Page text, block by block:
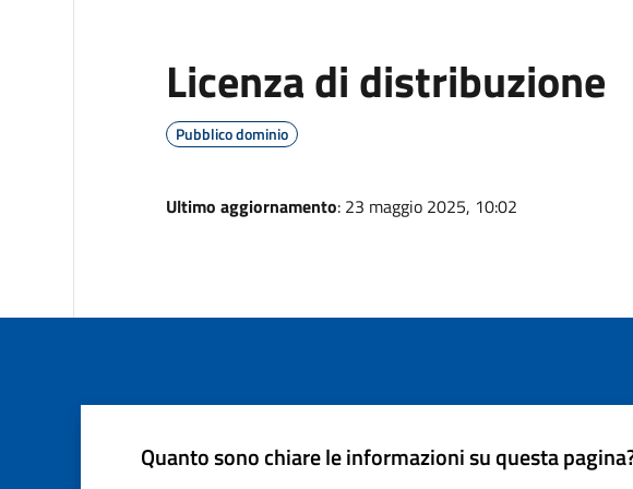
Licenza di distribuzione
Pubblico dominio
Ultimo aggiornamento: 23 maggio 2025, 10:02
Quanto sono chiare le informazioni su questa